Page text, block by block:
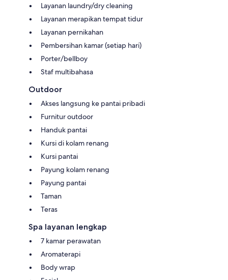
Layanan laundry/dry cleaning
Layanan merapikan tempat tidur
Layanan pernikahan
Pembersihan kamar (setiap hari)
Porter/bellboy
Staf multibahasa
Outdoor
Akses langsung ke pantai pribadi
Furnitur outdoor
Handuk pantai
Kursi di kolam renang
Kursi pantai
Payung kolam renang
Payung pantai
Taman
Teras
Spa layanan lengkap
7 kamar perawatan
Aromaterapi
Body wrap